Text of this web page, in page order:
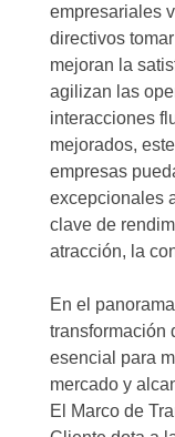
empresariales
directivos
mejoran la
agilizan las
interacciones
mejorados,
empresas
excepcionales
clave de
atracción, la
En el
transformación
esencial para
mercado y
El Marco de